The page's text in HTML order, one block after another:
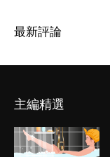
最新評論
主編精選